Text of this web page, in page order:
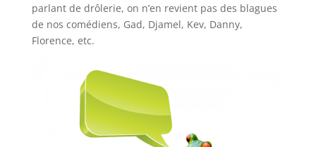
parlant de drôlerie, on n’en revient pas des blagues
de nos comédiens, Gad, Djamel, Kev, Danny,
Florence, etc.